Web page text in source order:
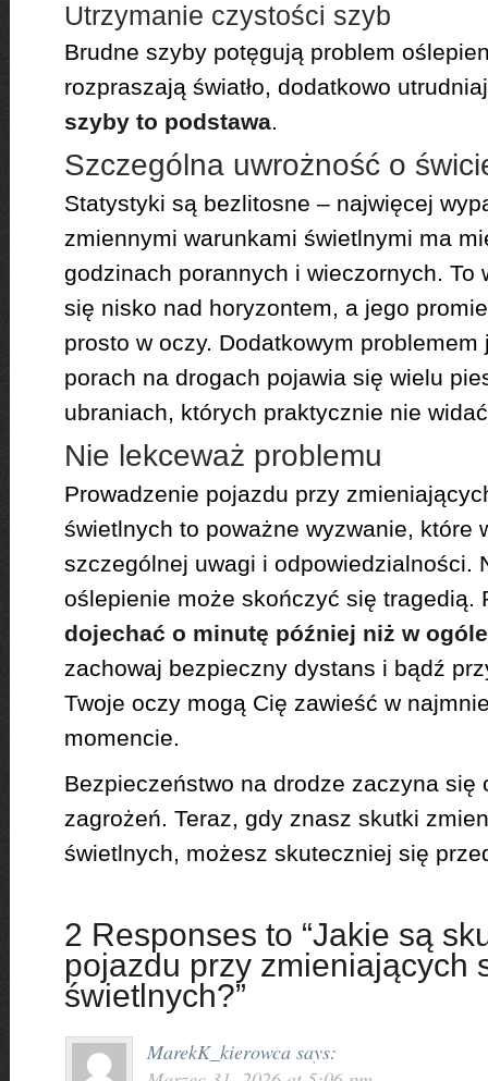
Utrzymanie czystości szyb
Brudne szyby potęgują problem
rozpraszają światło, dodatkowo
szyby to podstawa.
Szczególna uwrożność o
Statystyki są bezlitosne – najwięcej
zmiennymi warunkami świetlnymi ma
godzinach porannych i wieczornych. To
się nisko nad horyzontem, a jego
prosto w oczy. Dodatkowym
porach na drogach pojawia się wielu
ubraniach, których praktycznie nie
Nie lekceważ problemu
Prowadzenie pojazdu przy
świetlnych to poważne wyzwanie, które
szczególnej uwagi i odpowiedzialności.
oślepienie może skończyć się tragedią.
dojechać o minutę później niż w
zachowaj bezpieczny dystans i bądź
Twoje oczy mogą Cię zawieść w
momencie.
Bezpieczeństwo na drodze zaczyna się
zagrożeń. Teraz, gdy znasz skutki
świetlnych, możesz skuteczniej się
2 Responses to “Jakie są
pojazdu przy zmieniających
świetlnych?”
MarekK_kierowca says: